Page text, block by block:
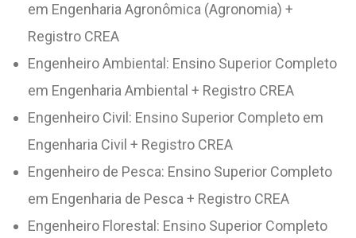
em Engenharia Agronômica (Agronomia) +
Registro CREA
Engenheiro Ambiental: Ensino Superior Completo
em Engenharia Ambiental + Registro CREA
Engenheiro Civil: Ensino Superior Completo em
Engenharia Civil + Registro CREA
Engenheiro de Pesca: Ensino Superior Completo
em Engenharia de Pesca + Registro CREA
Engenheiro Florestal: Ensino Superior Completo